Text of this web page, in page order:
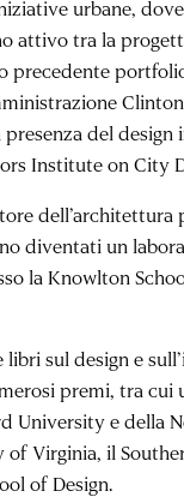
urbane,
attivo tra la
precedente
del
Institute on City
diventati un
la Knowlton
sul design e
premi, tra
University e della
of Virginia, il
of Design.